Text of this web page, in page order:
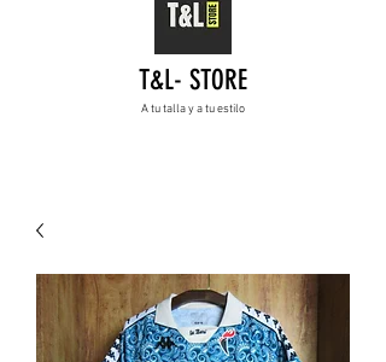
T&L- STORE
A tu talla y a tu estilo